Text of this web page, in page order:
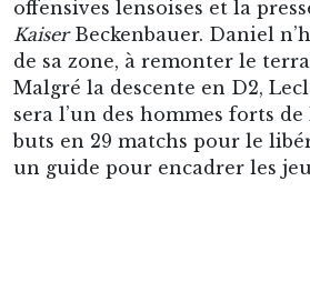
coin. Il ne se doute pas qu’il
belle carrière d’entraîneur,
Valenciennes qu’à Lens, ses
diverses fonctions
l’équipe réserve, Leclercq
Roger Lemerre au cours de la
avec pour mission de